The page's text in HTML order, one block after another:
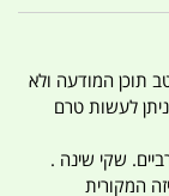
תוכן המודעה ולא
לעשות טרם
שקי שינה .
המקורית